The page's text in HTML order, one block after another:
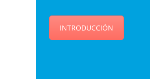
INTRODUCCIÓN